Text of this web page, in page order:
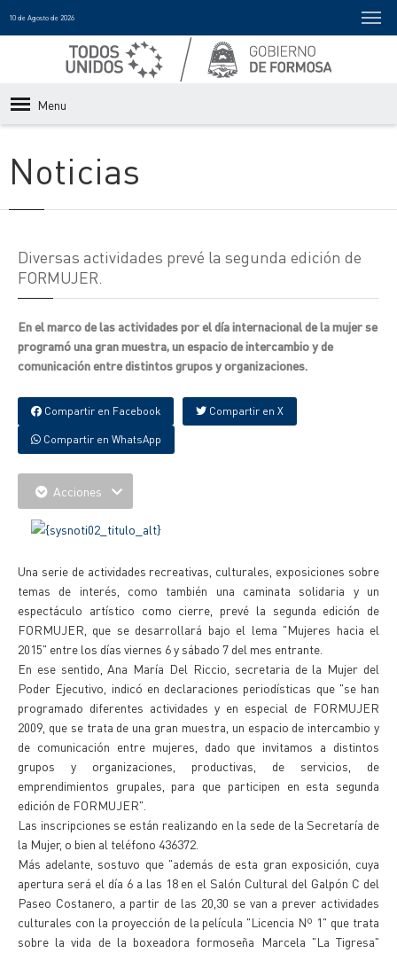
10 de Agosto de 2026
Menu
Noticias
Diversas actividades prevé la segunda edición de
FORMUJER.
En el marco de las actividades por el día internacional de la mujer se
programó una gran muestra, un espacio de intercambio y de
comunicación entre distintos grupos y organizaciones.
Compartir en Facebook Compartir en X
Compartir en WhatsApp
Acciones
Una serie de actividades recreativas, culturales, exposiciones sobre
temas de interés, como también una caminata solidaria y un
espectáculo artístico como cierre, prevé la segunda edición de
FORMUJER, que se desarrollará bajo el lema "Mujeres hacia el
2015" entre los días viernes 6 y sábado 7 del mes entrante.
En ese sentido, Ana María Del Riccio, secretaria de la Mujer del
Poder Ejecutivo, indicó en declaraciones periodísticas que "se han
programado diferentes actividades y en especial de FORMUJER
2009, que se trata de una gran muestra, un espacio de intercambio y
de comunicación entre mujeres, dado que invitamos a distintos
grupos y organizaciones, productivas, de servicios, de
emprendimientos grupales, para que participen en esta segunda
edición de FORMUJER".
Las inscripciones se están realizando en la sede de la Secretaría de
la Mujer, o bien al teléfono 436372.
Más adelante, sostuvo que "además de esta gran exposición, cuya
apertura será el día 6 a las 18 en el Salón Cultural del Galpón C del
Paseo Costanero, a partir de las 20,30 se van a prever actividades
culturales con la proyección de la película "Licencia Nº 1" que trata
sobre la vida de la boxeadora formoseña Marcela "La Tigresa"